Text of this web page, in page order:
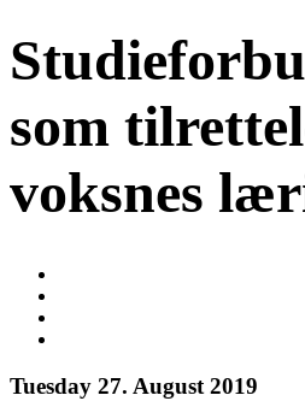
som
voksnes
Tuesday 27. August 2019